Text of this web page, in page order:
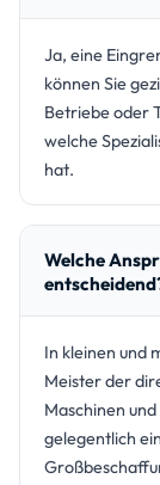
Ja, eine
können Sie
Betriebe oder
welche
hat.
Welche
In kleinen und
Meister der
Maschinen
gelegentlich